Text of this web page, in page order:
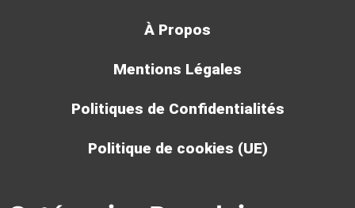
À Propos
Mentions Légales
Politiques de Confidentialités
Politique de cookies (UE)